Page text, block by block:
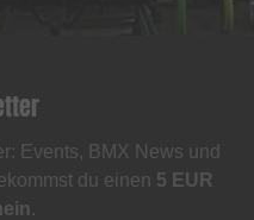
Events, BMX News und
du einen 5 EUR
.